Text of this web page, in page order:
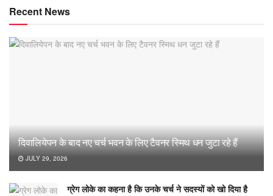
Recent News
दिवालियेपन के बाद नए चर्च भवन के लिए टैवनर स्मिथ धन जुटा रहे हैं
JULY 29, 2026
ग्रेग लोके का कहना है कि उनके चर्च ने सदस्यों को खो दिया है